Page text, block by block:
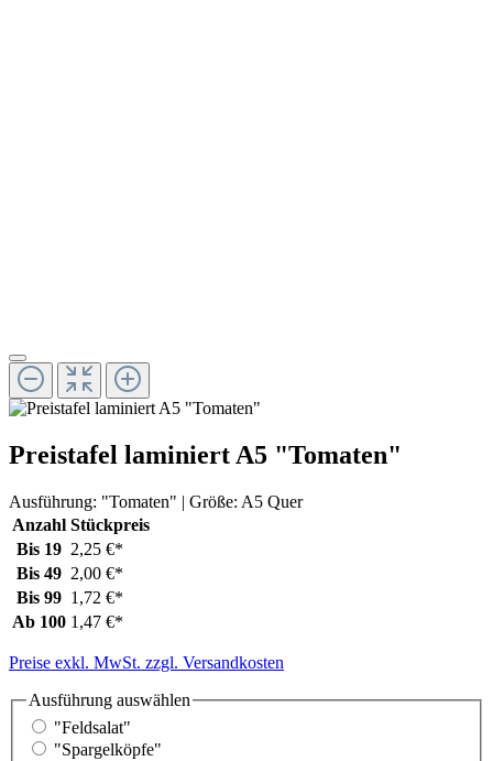
Preistafel laminiert A5 "Tomaten"
Ausführung: "Tomaten" | Größe: A5 Quer
Anzahl Stückpreis
Bis 19 2,25 €*
Bis 49 2,00 €*
Bis 99 1,72 €*
Ab 100 1,47 €*
Preise exkl. MwSt. zzgl. Versandkosten
Ausführung auswählen
"Feldsalat"
"Spargelköpfe"